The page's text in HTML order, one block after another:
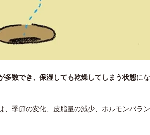
多数でき、保湿しても乾燥してしまう状態にな
季節の変化、皮脂量の減少、ホルモンバラン